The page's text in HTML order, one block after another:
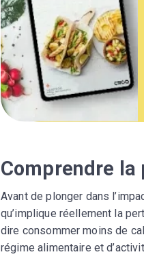
Comprendre la
Avant de plonger dans
qu’implique réellement la
dire consommer moins de
régime alimentaire et